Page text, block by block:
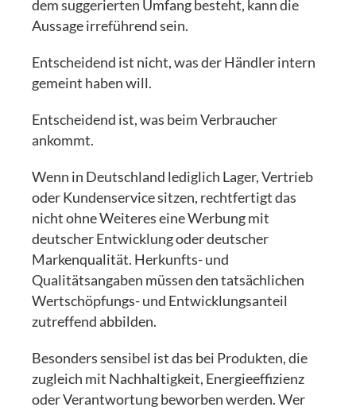
dem suggerierten Umfang besteht, kann die
Aussage irreführend sein.
Entscheidend ist nicht, was der Händler intern
gemeint haben will.
Entscheidend ist, was beim Verbraucher
ankommt.
Wenn in Deutschland lediglich Lager, Vertrieb
oder Kundenservice sitzen, rechtfertigt das
nicht ohne Weiteres eine Werbung mit
deutscher Entwicklung oder deutscher
Markenqualität. Herkunfts- und
Qualitätsangaben müssen den tatsächlichen
Wertschöpfungs- und Entwicklungsanteil
zutreffend abbilden.
Besonders sensibel ist das bei Produkten, die
zugleich mit Nachhaltigkeit, Energieeffizienz
oder Verantwortung beworben werden. Wer